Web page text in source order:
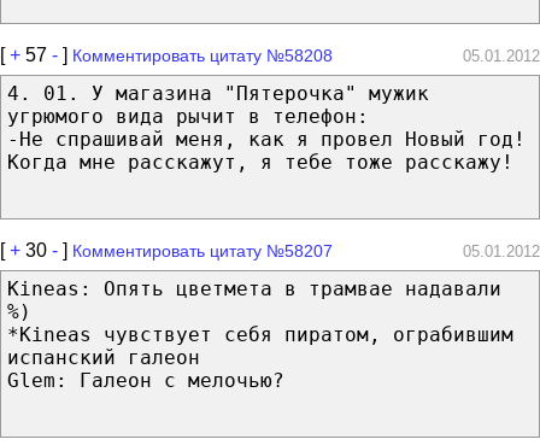
[+ 57 - ] Комментировать цитату №58208 05.01.2012
4. 01. У магазина "Пятерочка" мужик
угрюмого вида рычит в телефон:
-Не спрашивай меня, как я провел Новый год!
Когда мне расскажут, я тебе тоже расскажу!
[+ 30 - ] Комментировать цитату №58207 05.01.2012
Kineas: Опять цветмета в трамвае надавали
%)
*Kineas чувствует себя пиратом, ограбившим
испанский галеон
Glem: Галеон с мелочью?